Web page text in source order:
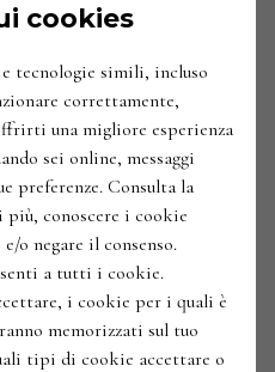
Metodo Classico
/ Alta Valle d'Aosta / Morgex e La
Marina' Golfo del
Metodo
Zero
cookies
tecnologie simili, incluso
correttamente,
una migliore esperienza
sei online, messaggi
preferenze. Consulta la
conoscere i cookie
o negare il consenso.
a tutti i cookie.
i cookie per i quali è
memorizzati sul tuo
tipi di cookie accettare o